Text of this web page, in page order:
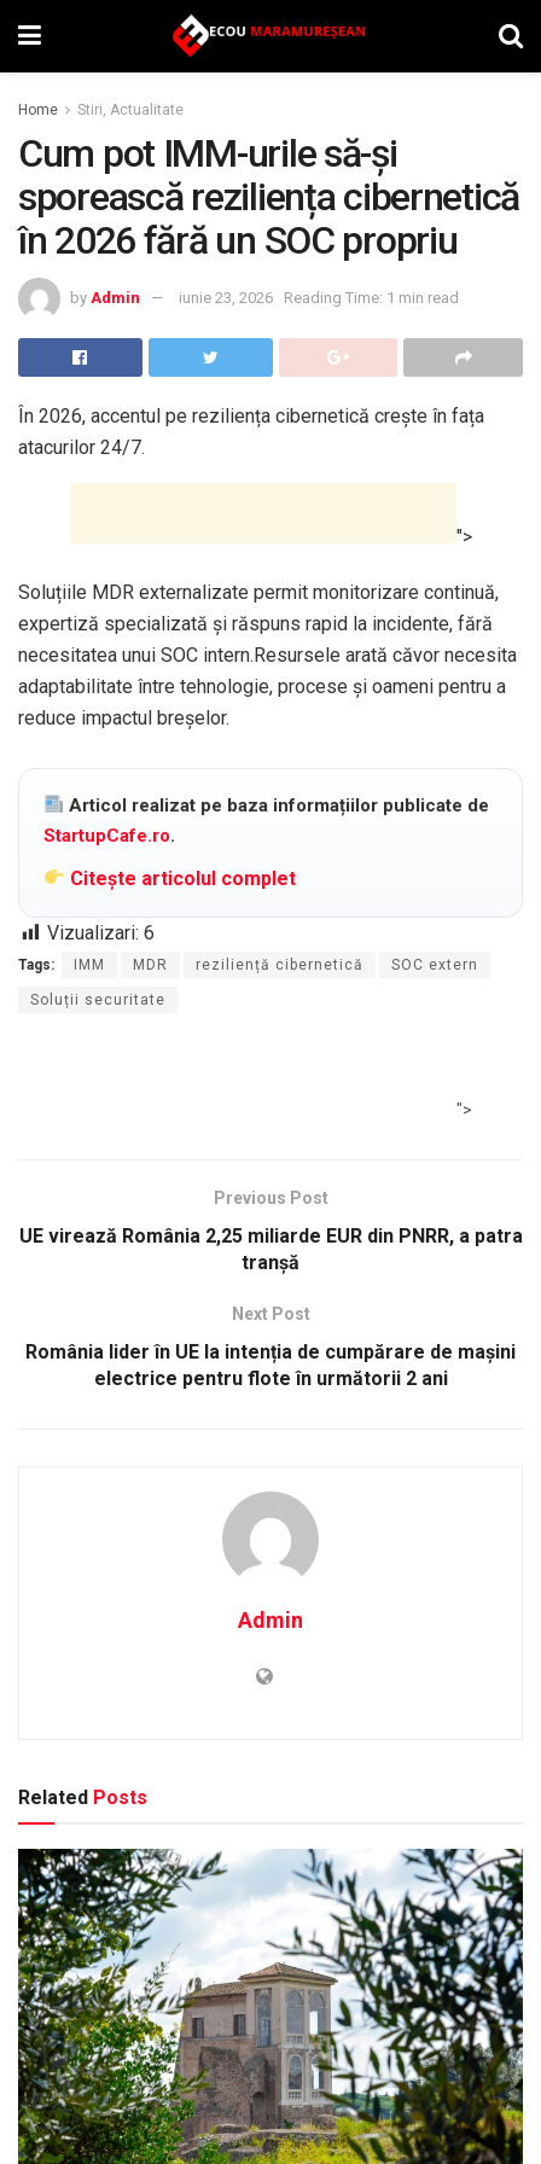
Home Stiri, Actualitate
Cum pot IMM-urile să-și
sporească reziliența cibernetică
în 2026 fără un SOC propriu
by Admin iunie 23, 2026 Reading Time: 1 min read
În 2026, accentul pe reziliența cibernetică crește în fața
atacurilor 24/7.
">
Soluțiile MDR externalizate permit monitorizare continuă,
expertiză specializată și răspuns rapid la incidente, fără
necesitatea unui SOC intern.Resursele arată căvor necesita
adaptabilitate între tehnologie, procese și oameni pentru a
reduce impactul breșelor.
Articol realizat pe baza informațiilor publicate de
StartupCafe.ro.
Citește articolul complet
Vizualizari: 6
Tags: IMM MDR reziliență cibernetică SOC extern
Soluții securitate
">
Previous Post
UE virează România 2,25 miliarde EUR din PNRR, a patra
tranșă
Next Post
România lider în UE la intenția de cumpărare de mașini
electrice pentru flote în următorii 2 ani
Admin
Related Posts